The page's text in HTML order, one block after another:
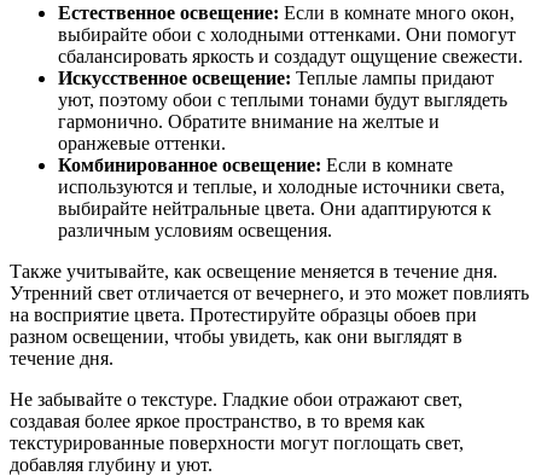
Естественное освещение: Если в комнате много окон,
выбирайте обои с холодными оттенками. Они помогут
сбалансировать яркость и создадут ощущение свежести.
Искусственное освещение: Теплые лампы придают
уют, поэтому обои с теплыми тонами будут выглядеть
гармонично. Обратите внимание на желтые и
оранжевые оттенки.
Комбинированное освещение: Если в комнате
используются и теплые, и холодные источники света,
выбирайте нейтральные цвета. Они адаптируются к
различным условиям освещения.
Также учитывайте, как освещение меняется в течение дня.
Утренний свет отличается от вечернего, и это может повлиять
на восприятие цвета. Протестируйте образцы обоев при
разном освещении, чтобы увидеть, как они выглядят в
течение дня.
Не забывайте о текстуре. Гладкие обои отражают свет,
создавая более яркое пространство, в то время как
текстурированные поверхности могут поглощать свет,
добавляя глубину и уют.